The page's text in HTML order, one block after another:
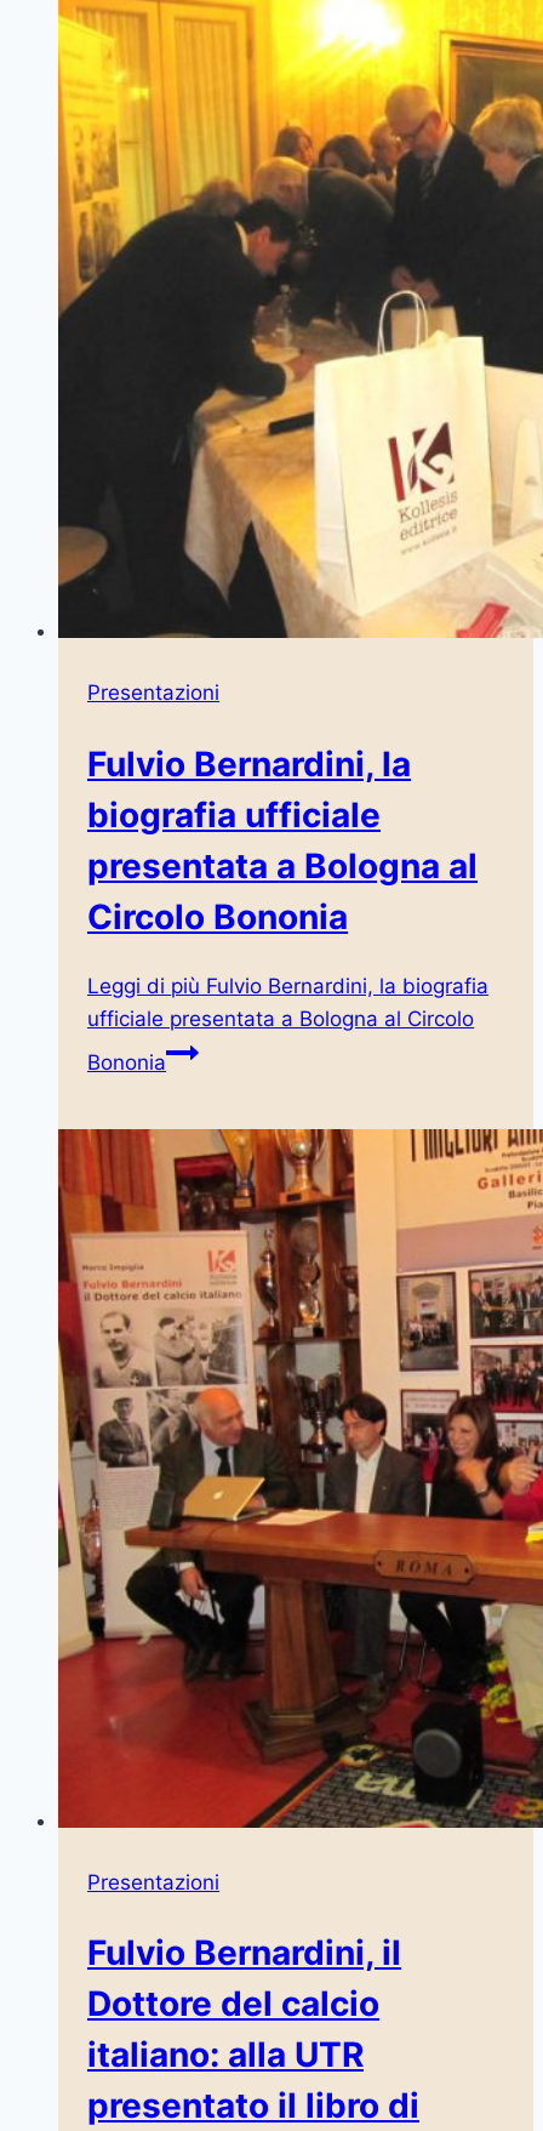
Presentazioni
Fulvio Bernardini, la
biografia ufficiale
presentata a Bologna al
Circolo Bononia
Leggi di più Fulvio Bernardini, la biografia
ufficiale presentata a Bologna al Circolo
Bononia
Presentazioni
Fulvio Bernardini, il
Dottore del calcio
italiano: alla UTR
presentato il libro di